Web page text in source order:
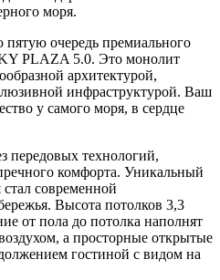
моря.
очередь премиального
PLAZA 5.0. Это монолит
архитектурой,
инфраструктурой. Ваш
у самого моря, в сердце
передовых технологий,
комфорта. Уникальный
современной
Высота потолков 3,3
от пола до потолка наполнят
а просторные открытые
гостиной с видом на